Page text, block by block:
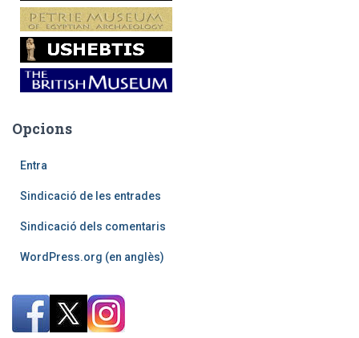
Opcions
Entra
Sindicació de les entrades
Sindicació dels comentaris
WordPress.org (en anglès)